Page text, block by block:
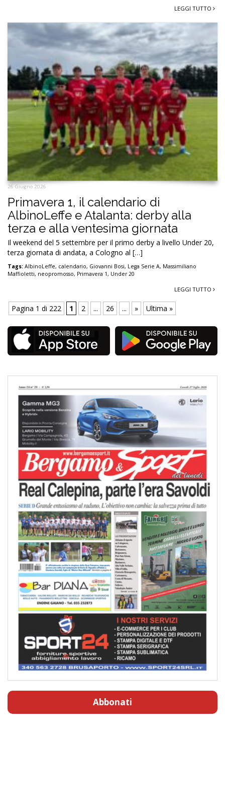
LEGGI TUTTO
26 Giugno 2026
Primavera 1, il calendario di
AlbinoLeffe e Atalanta: derby alla
terza e alla ventesima giornata
Il weekend del 5 settembre per il primo derby a livello Under 20,
terza giornata di andata, a Cologno al […]
Tags: AlbinoLeffe, calendario, Giovanni Bosi, Lega Serie A, Massimiliano
Maffioletti, neopromosso, Primavera 1, Under 20
LEGGI TUTTO
Pagina 1 di 222 1 2 ... 26 ... » Ultima »
Abbonati